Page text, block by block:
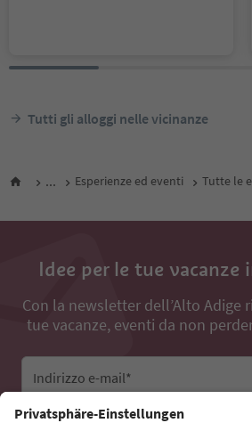
Tutti gli alloggi nelle vicinanze
... Esperienze ed eventi Tutte le
Idee per le tue vacanze
Con la newsletter dell’Alto Adige
tue vacanze, eventi da non
Indirizzo e-mail*